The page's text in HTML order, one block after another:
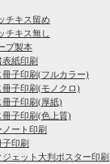
チキス留め
チキス無し
プ製本
表紙印刷
冊子印刷(フルカラー)
冊子印刷(モノクロ)
冊子印刷(厚紙)
冊子印刷(色上質)
ノート印刷
印刷
ジェット大判ポスター印刷